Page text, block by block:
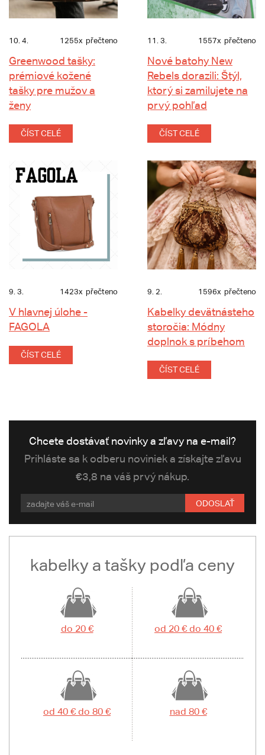
10. 4. 1255x přečteno
Greenwood tašky:
prémiové kožené
tašky pre mužov a
ženy
ČÍST CELÉ
11. 3. 1557x přečteno
Nové batohy New
Rebels dorazili: Štýl,
ktorý si zamilujete na
prvý pohľad
ČÍST CELÉ
9. 3. 1423x přečteno
V hlavnej úlohe -
FAGOLA
ČÍST CELÉ
9. 2. 1596x přečteno
Kabelky devätnásteho
storočia: Módny
doplnok s príbehom
ČÍST CELÉ
Chcete dostávať novinky a zľavy na e-mail?
Prihláste sa k odberu noviniek a získajte zľavu
€3,8 na váš prvý nákup.
ODOSLAŤ
kabelky a tašky podľa ceny
do 20 € od 20 € do 40 €
od 40 € do 80 € nad 80 €